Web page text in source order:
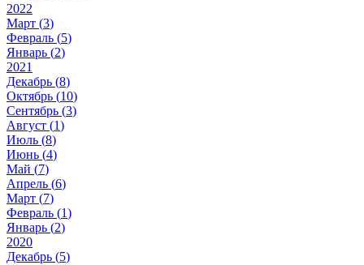
2022
Март (3)
Февраль (5)
Январь (2)
2021
Декабрь (8)
Октябрь (10)
Сентябрь (3)
Август (1)
Июль (8)
Июнь (4)
Май (7)
Апрель (6)
Март (7)
Февраль (1)
Январь (2)
2020
Декабрь (5)